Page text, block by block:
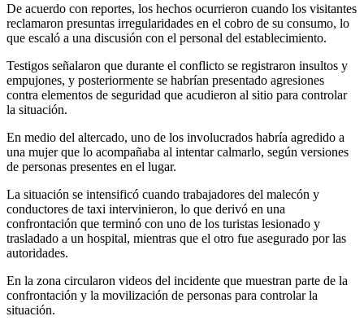
De acuerdo con reportes, los hechos ocurrieron cuando los visitantes
reclamaron presuntas irregularidades en el cobro de su consumo, lo
que escaló a una discusión con el personal del establecimiento.
Testigos señalaron que durante el conflicto se registraron insultos y
empujones, y posteriormente se habrían presentado agresiones
contra elementos de seguridad que acudieron al sitio para controlar
la situación.
En medio del altercado, uno de los involucrados habría agredido a
una mujer que lo acompañaba al intentar calmarlo, según versiones
de personas presentes en el lugar.
La situación se intensificó cuando trabajadores del malecón y
conductores de taxi intervinieron, lo que derivó en una
confrontación que terminó con uno de los turistas lesionado y
trasladado a un hospital, mientras que el otro fue asegurado por las
autoridades.
En la zona circularon videos del incidente que muestran parte de la
confrontación y la movilización de personas para controlar la
situación.